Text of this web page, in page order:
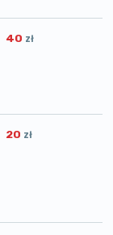
40 zł
20 zł